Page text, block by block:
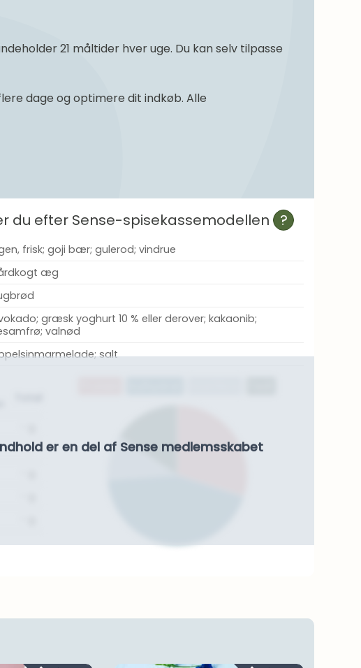
21 måltider hver uge. Du kan selv tilpasse
dage og optimere dit indkøb. Alle
du efter Sense-spisekassemodellen ?
frisk; goji bær; gulerod; vindrue
æg
græsk yoghurt 10 % eller derover; kakaonib;
valnød
salt
er en del af Sense medlemsskabet
-